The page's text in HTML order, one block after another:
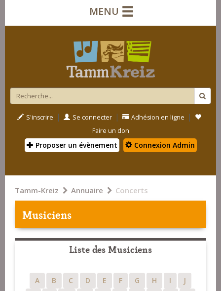
MENU
S'inscrire | Se connecter | Adhésion en ligne |
Faire un don
Proposer un évènement Connexion Admin
Tamm-Kreiz Annuaire Concerts
Musiciens
Liste des Musiciens
A B C D E F G H I
J